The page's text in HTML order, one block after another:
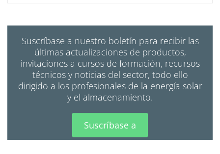
Suscríbase a nuestro boletín para recibir las
últimas actualizaciones de productos,
invitaciones a cursos de formación, recursos
técnicos y noticias del sector, todo ello
dirigido a los profesionales de la energía solar
y el almacenamiento.
Suscríbase a